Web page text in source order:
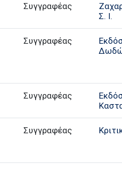
Συγγραφέας
Σ. Ι.
Συγγραφέας
Συγγραφέας
Συγγραφέας